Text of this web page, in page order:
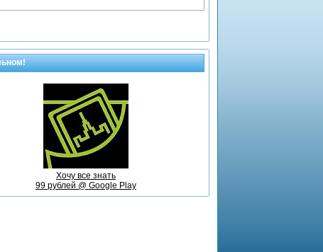
Хочу все знать
99 рублей @ Google Play